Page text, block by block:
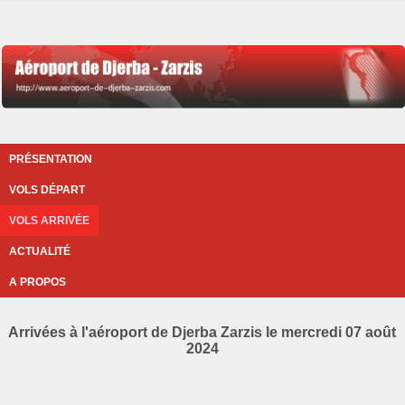
PRÉSENTATION
VOLS DÉPART
VOLS ARRIVÉE
ACTUALITÉ
A PROPOS
Arrivées à l'aéroport de Djerba Zarzis le mercredi 07 août
2024